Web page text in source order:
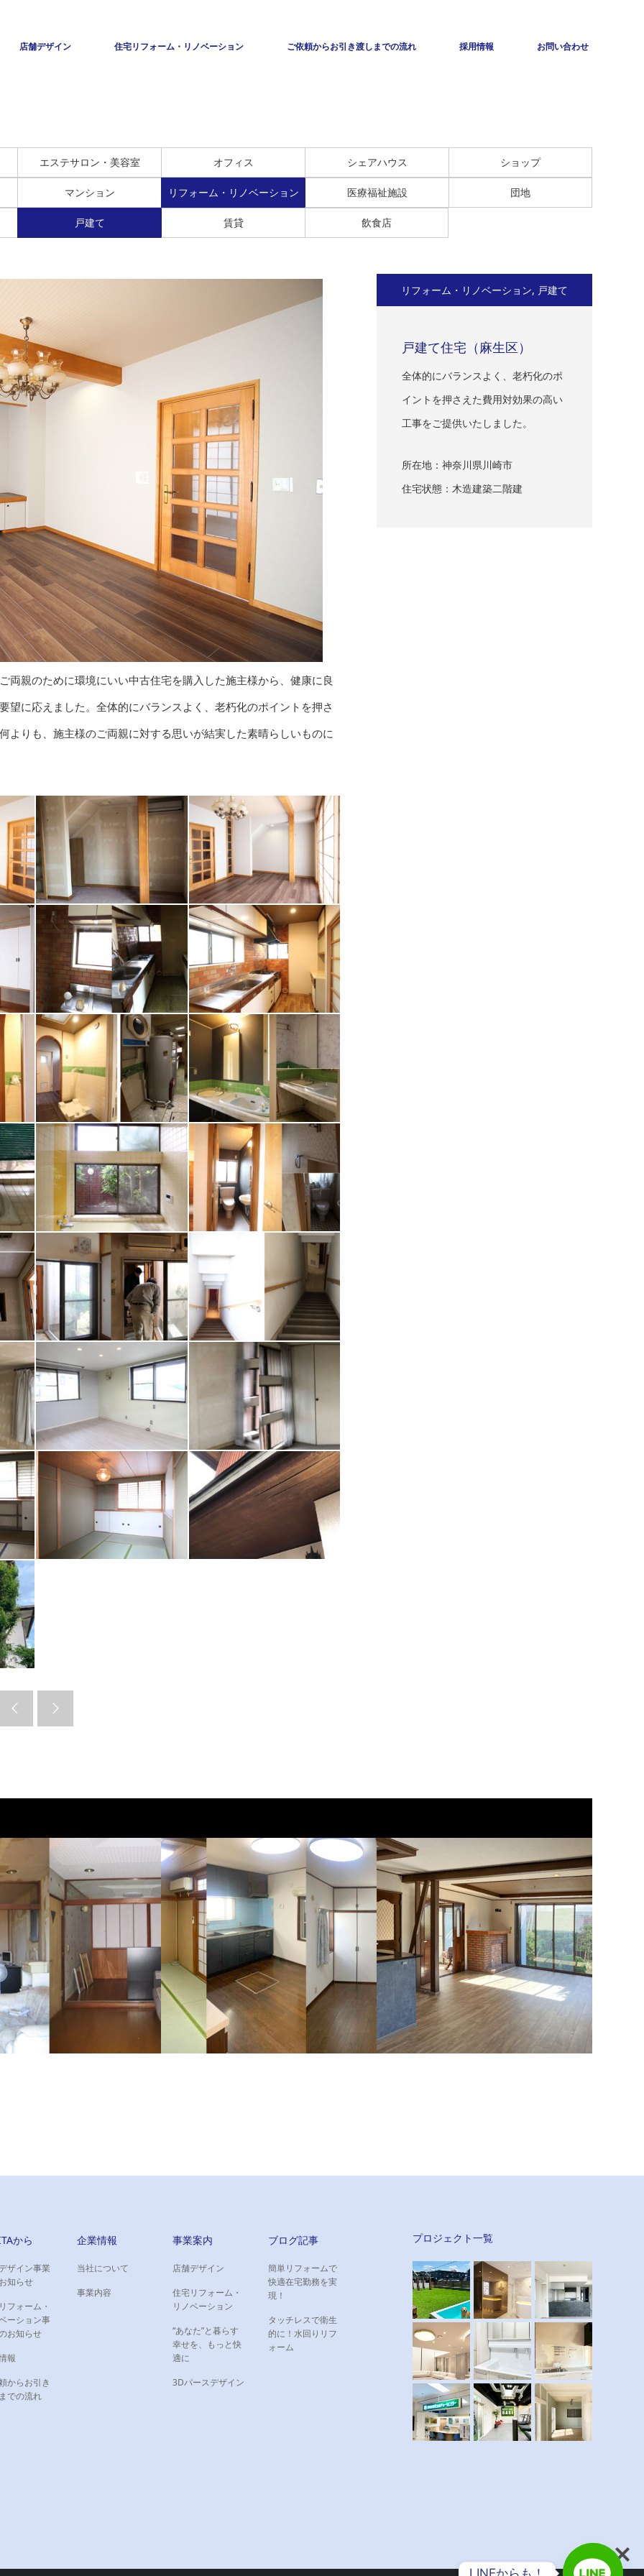
店舗デザイン 住宅リフォーム・リノベーション ご依頼からお引き渡しまでの流れ 採用情報 お問い合わせ
エステサロン・美容室 オフィス シェアハウス ショップ
マンション リフォーム・リノベーション 医療福祉施設 団地
戸建て 賃貸 飲食店
リフォーム・リノベーション, 戸建て
戸建て住宅（麻生区）
全体的にバランスよく、老朽化のポ
イントを押さえた費用対効果の高い
工事をご提供いたしました。
所在地：神奈川県川崎市
住宅状態：木造建築二階建
両親のために環境にいい中古住宅を購入した施主様から、健康に良
に応えました。全体的にバランスよく、老朽化のポイントを押さ
よりも、施主様のご両親に対する思いが結実した素晴らしいものに
から
ザイン事業
知らせ
フォーム・
ーション事
お知らせ
報
からお引き
での流れ
企業情報
当社について
事業内容
事業案内
店舗デザイン
住宅リフォーム・
リノベーション
“あなた”と暮らす
幸せを、もっと快
適に
3Dパースデザイン
ブログ記事
簡単リフォームで
快適在宅勤務を実
現！
タッチレスで衛生
的に！水回りリフ
ォーム
プロジェクト一覧
LINEからも！